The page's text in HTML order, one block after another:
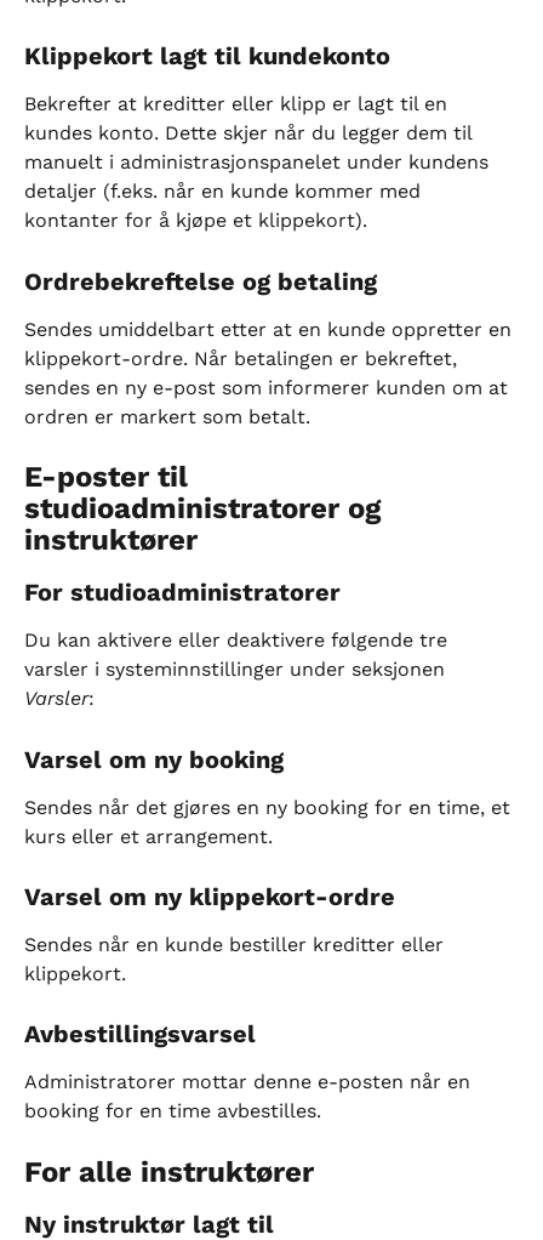
Klippekort lagt til kundekonto
Bekrefter at kreditter eller klipp er lagt til en
kundes konto. Dette skjer når du legger dem til
manuelt i administrasjonspanelet under kundens
detaljer (f.eks. når en kunde kommer med
kontanter for å kjøpe et klippekort).
Ordrebekreftelse og betaling
Sendes umiddelbart etter at en kunde oppretter en
klippekort-ordre. Når betalingen er bekreftet,
sendes en ny e-post som informerer kunden om at
ordren er markert som betalt.
E-poster til
studioadministratorer og
instruktører
For studioadministratorer
Du kan aktivere eller deaktivere følgende tre
varsler i systeminnstillinger under seksjonen
Varsler:
Varsel om ny booking
Sendes når det gjøres en ny booking for en time, et
kurs eller et arrangement.
Varsel om ny klippekort-ordre
Sendes når en kunde bestiller kreditter eller
klippekort.
Avbestillingsvarsel
Administratorer mottar denne e-posten når en
booking for en time avbestilles.
For alle instruktører
Ny instruktør lagt til